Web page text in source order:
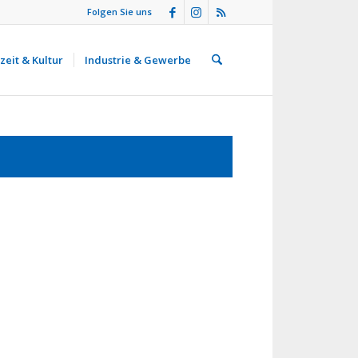
Folgen Sie uns
& Kultur Industrie & Gewerbe